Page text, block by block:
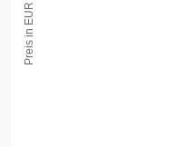
Preis in EUR